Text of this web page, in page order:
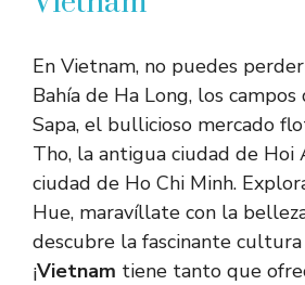
En Vietnam, no puedes
Bahía de Ha Long, los
Sapa, el bullicioso mercado
Tho, la antigua ciudad de Hoi
ciudad de Ho Chi Minh.
Hue, maravíllate con la
descubre la fascinante cultura
¡Vietnam tiene tanto que